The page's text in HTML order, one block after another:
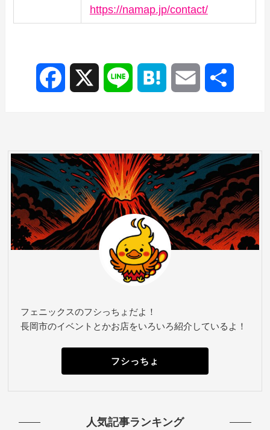
https://namap.jp/contact/
e
b
o
o
e e
n
a
i
l
フェニックスのフシっちょだよ！
長岡市のイベントとかお店をいろいろ紹介しているよ！
フシっちょ
人気記事ランキング